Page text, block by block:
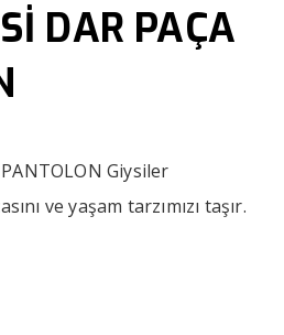
DAR PAÇA
PANTOLON Giysiler
ve yaşam tarzımızı taşır.